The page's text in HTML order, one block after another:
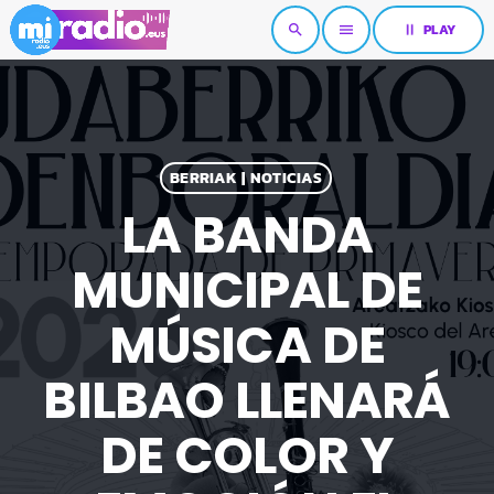
search menu pause PLAY
BERRIAK | NOTICIAS
LA BANDA
MUNICIPAL DE
MÚSICA DE
BILBAO LLENARÁ
DE COLOR Y